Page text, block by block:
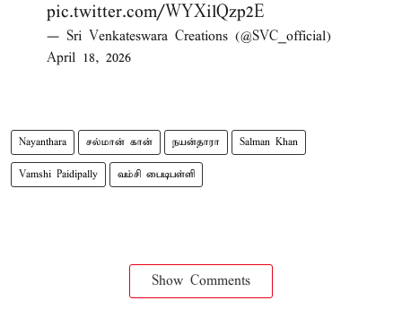
pic.twitter.com/WYXilQzp2E
— Sri Venkateswara Creations (@SVC_official)
April 18, 2026
Nayanthara சல்மான் கான் நயன்தாரா Salman Khan
Vamshi Paidipally வம்சி பைடிபள்ளி
Show Comments